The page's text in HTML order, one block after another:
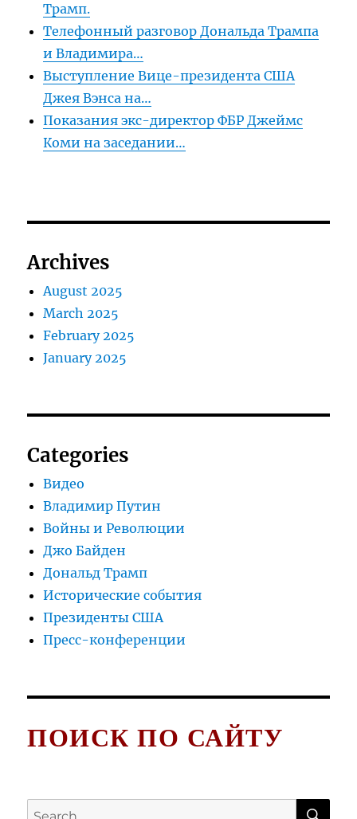
Трамп.
Телефонный разговор Дональда Трампа
и Владимира…
Выступление Вице-президента США
Джея Вэнса на…
Показания экс-директор ФБР Джеймс
Коми на заседании…
Archives
August 2025
March 2025
February 2025
January 2025
Categories
Видео
Владимир Путин
Войны и Революции
Джо Байден
Дональд Трамп
Исторические события
Президенты США
Пресс-конференции
ПОИСК ПО САЙТУ
Search